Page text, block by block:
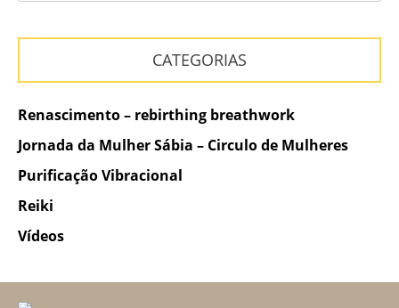
CATEGORIAS
Renascimento – rebirthing breathwork
Jornada da Mulher Sábia – Circulo de Mulheres
Purificação Vibracional
Reiki
Vídeos